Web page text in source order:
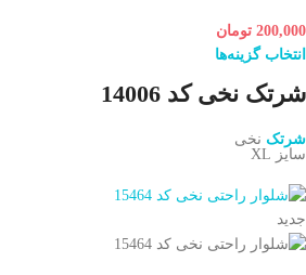
200,000 تومان
انتخاب گزینه‌ها
شرتک نخی کد 14006
شرتک نخی
سایز XL
جدید